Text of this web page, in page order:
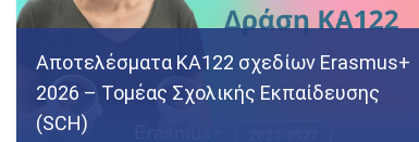
Αποτελέσματα KA122 σχεδίων Erasmus+
2026 – Τομέας Σχολικής Εκπαίδευσης
(SCH)